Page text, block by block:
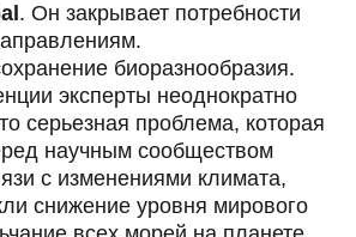
. Он закрывает потребности
биоразнообразия.
эксперты неоднократно
серьезная проблема, которая
научным сообществом
с изменениями климата,
снижение уровня мирового